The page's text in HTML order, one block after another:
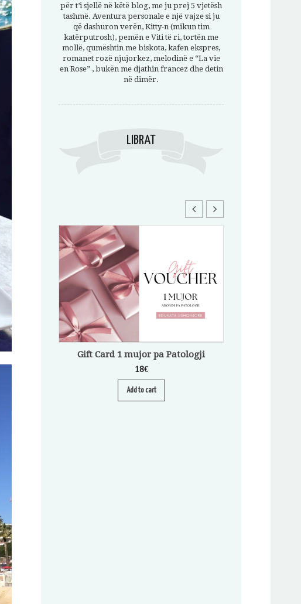
për t’i sjellë në këtë blog, me ju prej 5 vjetësh
tashmë. Aventura personale e një vajze si ju
që dashuron verën, Kitty-n (mikun tim
katërputrosh), pemën e Viti të ri, tortën me
mollë, qumështin me biskota, kafen ekspres,
romanet rozë njujorkez, melodinë e “La vie
en Rose” , bukën me djathin francez dhe detin
në dimër.
LIBRAT
Gift Card 1 mujor pa Patologji
18€
Add to cart